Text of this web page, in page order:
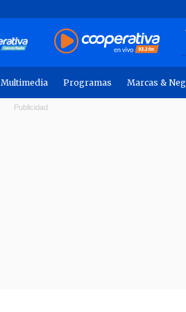
Multimedia Programas Marcas &